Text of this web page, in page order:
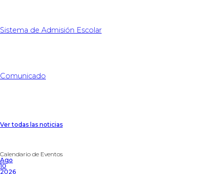
Sistema de Admisión Escolar
Comunicado
Ver todas las noticias
Calendario de Eventos
Ago
10
2026